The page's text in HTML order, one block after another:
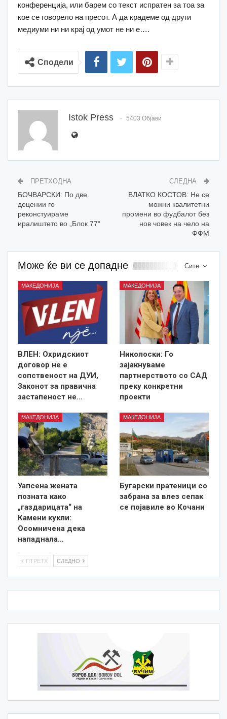
конференција, или барем со текст испратен за тоа за
кое се говорело на пресот. А да крадеме од други
медиуми ни ни крај од умот не ни е….
Сподели
Istok Press 5403 Објави
ПРЕТХОДНА
БОЧВАРСКИ: По две
децении го
реконстуираме
иралиштето во „Блок 77“
СЛЕДНА
ВЛАТКО КОСТОВ: Не се
можни квалитетни
промени во фудбалот без
нов човек на чело на
ФФМ
Сите
Може ќе ви се допадне
МАКЕДОНИЈА
ВЛЕН: Охридскиот
договор не е
сопственост на ДУИ,
Законот за правична
застапеност не…
МАКЕДОНИЈА
Николоски: Го
зајакнуваме
партнерството со САД
преку конкретни
проекти
МАКЕДОНИЈА
Уапсена жената
позната како
„газдарицата“ на
Камени кукли:
Осомничена дека
нападнала…
МАКЕДОНИЈА
Бугарски пратеници со
забрана за влез сепак
се појавиле во Кочани
ПТРЕТХ СЛЕДНО